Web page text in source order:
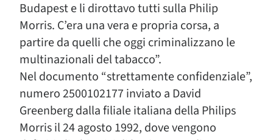
Budapest e li dirottavo tutti sulla Philip
Morris. C’era una vera e propria corsa, a
partire da quelli che oggi criminalizzano le
multinazionali del tabacco”.
Nel documento “strettamente confidenziale”,
numero 2500102177 inviato a David
Greenberg dalla filiale italiana della Philips
Morris il 24 agosto 1992, dove vengono